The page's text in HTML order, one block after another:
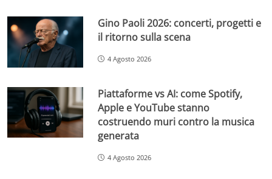
Gino Paoli 2026: concerti, progetti e
il ritorno sulla scena
4 Agosto 2026
Piattaforme vs AI: come Spotify,
Apple e YouTube stanno
costruendo muri contro la musica
generata
4 Agosto 2026